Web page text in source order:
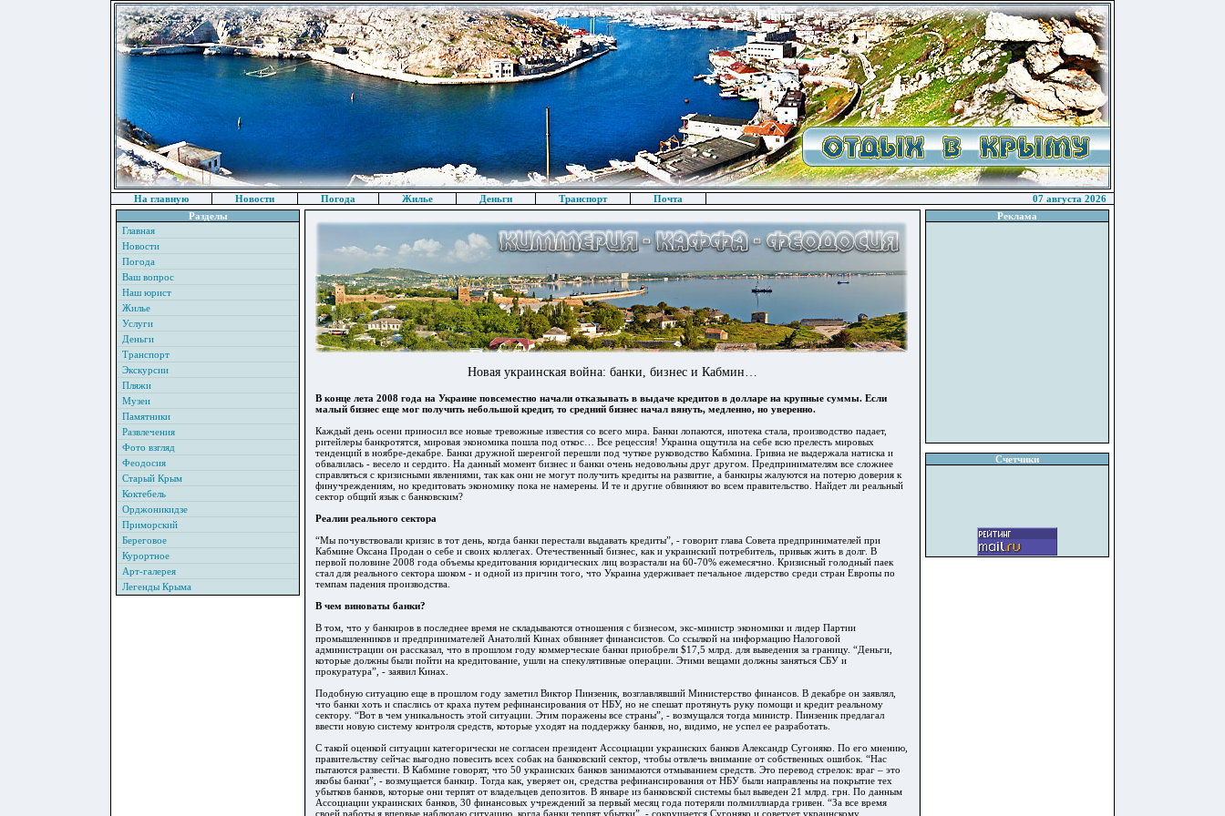
На главную Новости Погода Жилье Деньги Транспорт Почта
07 августа 2026
Разделы
Главная
Новости
Погода
Ваш вопрос
Наш юрист
Жилье
Услуги
Деньги
Транспорт
Экскурсии
Пляжи
Музеи
Памятники
Развлечения
Фото взгляд
Феодосия
Старый Крым
Коктебель
Орджоникидзе
Приморский
Береговое
Курортное
Арт-галерея
Легенды Крыма
Новая украинская война: банки, бизнес и Кабмин…
В конце лета 2008 года на Украине повсеместно начали отказывать в выдаче кредитов в долларе на крупные суммы. Если
малый бизнес еще мог получить небольшой кредит, то средний бизнес начал вянуть, медленно, но уверенно.
Каждый день осени приносил все новые тревожные известия со всего мира. Банки лопаются, ипотека стала, производство падает,
ритейлеры банкротятся, мировая экономика пошла под откос… Все рецессия! Украина ощутила на себе всю прелесть мировых
тенденций в ноябре-декабре. Банки дружной шеренгой перешли под чуткое руководство Кабмина. Гривна не выдержала натиска и
обвалилась - весело и сердито. На данный момент бизнес и банки очень недовольны друг другом. Предпринимателям все сложнее
справляться с кризисными явлениями, так как они не могут получить кредиты на развитие, а банкиры жалуются на потерю доверия к
финучреждениям, но кредитовать экономику пока не намерены. И те и другие обвиняют во всем правительство. Найдет ли реальный
сектор общий язык с банковским?
Реалии реального сектора
“Мы почувствовали кризис в тот день, когда банки перестали выдавать кредиты”, - говорит глава Совета предпринимателей при
Кабмине Оксана Продан о себе и своих коллегах. Отечественный бизнес, как и украинский потребитель, привык жить в долг. В
первой половине 2008 года объемы кредитования юридических лиц возрастали на 60-70% ежемесячно. Кризисный голодный паек
стал для реального сектора шоком - и одной из причин того, что Украина удерживает печальное лидерство среди стран Европы по
темпам падения производства.
В чем виноваты банки?
В том, что у банкиров в последнее время не складываются отношения с бизнесом, экс-министр экономики и лидер Партии
промышленников и предпринимателей Анатолий Кинах обвиняет финансистов. Со ссылкой на информацию Налоговой
администрации он рассказал, что в прошлом году коммерческие банки приобрели $17,5 млрд. для выведения за границу. “Деньги,
которые должны были пойти на кредитование, ушли на спекулятивные операции. Этими вещами должны заняться СБУ и
прокуратура”, - заявил Кинах.
Подобную ситуацию еще в прошлом году заметил Виктор Пинзеник, возглавлявший Министерство финансов. В декабре он заявлял,
что банки хоть и спаслись от краха путем рефинансирования от НБУ, но не спешат протянуть руку помощи и кредит реальному
сектору. “Вот в чем уникальность этой ситуации. Этим поражены все страны”, - возмущался тогда министр. Пинзеник предлагал
ввести новую систему контроля средств, которые уходят на поддержку банков, но, видимо, не успел ее разработать.
С такой оценкой ситуации категорически не согласен президент Ассоциации украинских банков Александр Сугоняко. По его мнению,
правительству сейчас выгодно повесить всех собак на банковский сектор, чтобы отвлечь внимание от собственных ошибок. “Нас
пытаются развести. В Кабмине говорят, что 50 украинских банков занимаются отмыванием средств. Это перевод стрелок: враг – это
якобы банки”, - возмущается банкир. Тогда как, уверяет он, средства рефинансирования от НБУ были направлены на покрытие тех
убытков банков, которые они терпят от владельцев депозитов. В январе из банковской системы был выведен 21 млрд. грн. По данным
Ассоциации украинских банков, 30 финансовых учреждений за первый месяц года потеряли полмиллиарда гривен. “За все время
своей работы я впервые наблюдаю ситуацию, когда банки терпят убытки”, - сокрушается Сугоняко и советует украинскому
Реклама
Счетчики